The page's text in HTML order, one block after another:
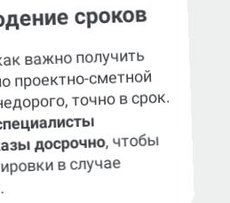
сроков
важно получить
проектно-сметной
точно в срок.
досрочно, чтобы
в случае